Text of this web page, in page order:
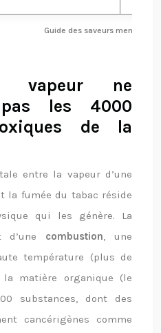
Guide des saveurs
vapeur ne
pas les 4000
de la
entre la vapeur d’une
la fumée du tabac réside
qui les génère. La
d’une combustion, une
température (plus de
la matière organique (le
substances, dont des
cancérigènes comme